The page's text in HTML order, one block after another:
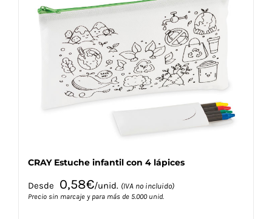
Las
se
pueden
elegir
en
la
página
de
CRAY Estuche infantil con 4 lápices
Desde 0,58€/unid. (IVA no incluido)
Precio sin marcaje y para más de 5.000 unid.